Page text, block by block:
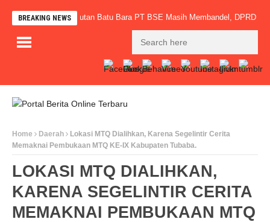
BREAKING NEWS
Bertaring, Angkutan Batu Bara PT BSE Masih Membandel, DPRD PALI
Home Daerah
Lokasi MTQ Dialihkan, Karena Segelintir Cerita
Memaknai Pembukaan MTQ KE-IX Kabupaten Tubaba.
LOKASI MTQ DIALIHKAN,
KARENA SEGELINTIR CERITA
MEMAKNAI PEMBUKAAN MTQ